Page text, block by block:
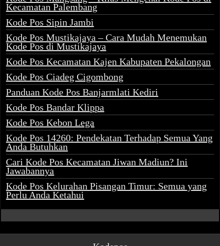
Kecamatan Palembang
Kode Pos Sipin Jambi
Kode Pos Mustikajaya – Cara Mudah Menemukan
Kode Pos di Mustikajaya
Kode Pos Kecamatan Kajen Kabupaten Pekalongan
Kode Pos Ciadeg Cigombong
Panduan Kode Pos Banjarmlati Kediri
Kode Pos Bandar Klippa
Kode Pos Kebon Lega
Kode Pos 14260: Pendekatan Terhadap Semua Yang
Anda Butuhkan
Cari Kode Pos Kecamatan Jiwan Madiun? Ini
Jawabannya
Kode Pos Kelurahan Pisangan Timur: Semua yang
Perlu Anda Ketahui